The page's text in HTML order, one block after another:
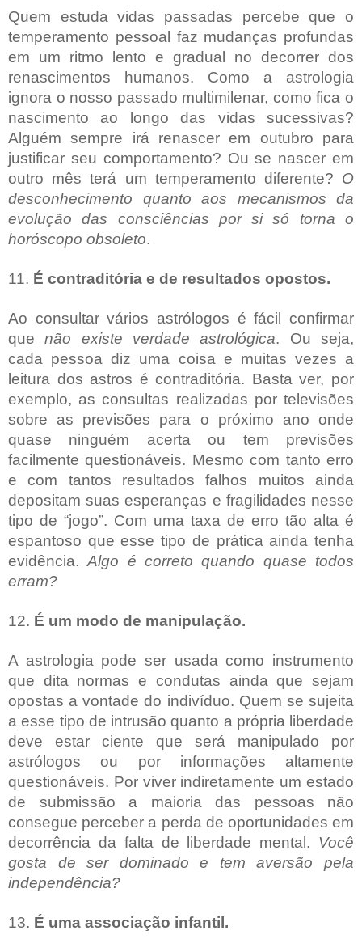
Quem estuda vidas passadas percebe que o
temperamento pessoal faz mudanças profundas
em um ritmo lento e gradual no decorrer dos
renascimentos humanos. Como a astrologia
ignora o nosso passado multimilenar, como fica o
nascimento ao longo das vidas sucessivas?
Alguém sempre irá renascer em outubro para
justificar seu comportamento? Ou se nascer em
outro mês terá um temperamento diferente? O
desconhecimento quanto aos mecanismos da
evolução das consciências por si só torna o
horóscopo obsoleto.
11. É contraditória e de resultados opostos.
Ao consultar vários astrólogos é fácil confirmar
quenão existe verdade astrológica. Ou seja,
cada pessoa diz uma coisa e muitas vezes a
leitura dos astros é contraditória. Basta ver, por
exemplo, as consultas realizadas por televisões
sobre as previsões para o próximo ano onde
quase ninguém acerta ou tem previsões
facilmente questionáveis. Mesmo com tanto erro
e com tantos resultados falhos muitos ainda
depositam suas esperanças e fragilidades nesse
tipo de “jogo”. Com uma taxa de erro tão alta é
espantoso que esse tipo de prática ainda tenha
evidência.Algo é correto quando quase todos
erram?
12. É um modo de manipulação.
A astrologia pode ser usada como instrumento
que dita normas e condutas ainda que sejam
opostas a vontade do indivíduo. Quem se sujeita
a esse tipo de intrusão quanto a própria liberdade
deve estar ciente que será manipulado por
astrólogos ou por informações altamente
questionáveis. Por viver indiretamente um estado
de submissão a maioria das pessoas não
consegue perceber a perda de oportunidades em
decorrência da falta de liberdade mental. Você
gosta de ser dominado e tem aversão pela
independência?
13. É uma associação infantil.